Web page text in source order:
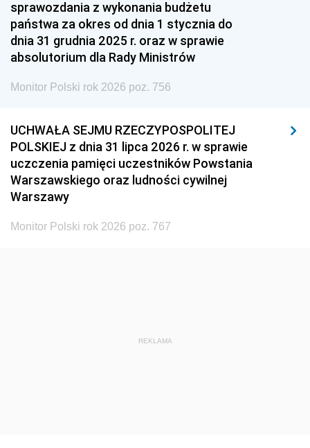
1951 1950
1948 1947 1946
1939 1938
sprawozdania z wykonania budżetu
państwa za okres od dnia 1 stycznia do
dnia 31 grudnia 2025 r. oraz w sprawie
absolutorium dla Rady Ministrów
Monitor Polski rok 2026 poz. 756
UCHWAŁA SEJMU RZECZYPOSPOLITEJ
POLSKIEJ z dnia 31 lipca 2026 r. w sprawie
uczczenia pamięci uczestników Powstania
Warszawskiego oraz ludności cywilnej
Warszawy
Monitor Polski rok 2026 poz. 767
REKLAMA